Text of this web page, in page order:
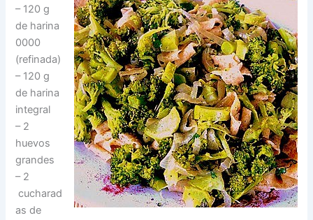
– 120 g
de harina
0000
(refinada)
– 120 g
de harina
integral
– 2
huevos
grandes
– 2
cucharad
as de